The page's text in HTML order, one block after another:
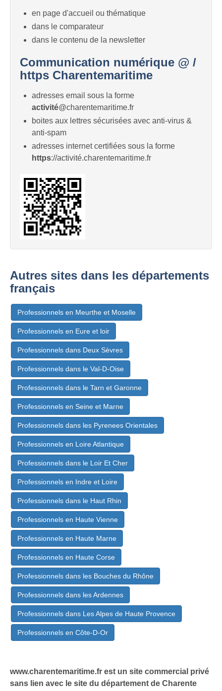
en page d'accueil ou thématique
dans le comparateur
dans le contenu de la newsletter
Communication numérique @ /
https Charentemaritime
adresses email sous la forme
activité@charentemaritime.fr
boites aux lettres sécurisées avec anti-virus &
anti-spam
adresses internet certifiées sous la forme
https://activité.charentemaritime.fr
Autres sites dans les départements
français
Professionnels en Meurthe et Moselle
Professionnels en Eure et loir
Professionnels dans Deux Sèvres
Professionnels dans le Val-D-Oise
Professionnels dans le Tarn et Garonne
Professionnels en Seine et Marne
Professionnels dans les Pyrenees Orientales
Professionnels en Loire Atlantique
Professionnels dans le Loir Et Cher
Professionnels en Indre et Loire
Professionnels dans le Haut Rhin
Professionnels en Haute Vienne
Professionnels en Haute Marne
Professionnels en Haute Corse
Professionnels dans les Bouches du Rhône
Professionnels dans les Ardennes
Professionnels dans Les Alpes de Haute Provence
Professionnels en Côte-D-Or
www.charentemaritime.fr est un site commercial privé
sans lien avec le site du département de Charente